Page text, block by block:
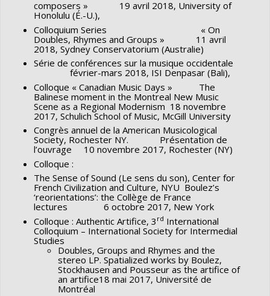
(Genève, Droz/Conservatoire de Musique de Genève,
2009), 107-122.
composers » 19 avril 2018, University of
Honolulu (É.-U.),
Colloquium Series « On
Doubles, Rhymes and Groups » 11 avril
2018, Sydney Conservatorium (Australie)
Série de conférences sur la musique occidentale
février-mars 2018, ISI Denpasar (Bali),
Colloque « Canadian Music Days » The
Balinese moment in the Montreal New Music
Scene as a Regional Modernism 18 novembre
2017, Schulich School of Music, McGill University
Congrès annuel de la American Musicological
Society, Rochester NY. Présentation de
l’ouvrage 10 novembre 2017, Rochester (NY)
Colloque :
The Sense of Sound (Le sens du son), Center for
French Civilization and Culture, NYU Boulez’s
‘reorientations’: the Collège de France
lectures 6 octobre 2017, New York
Colloque : Authentic Artifice, 3 rd International
Colloquium – International Society for Intermedial
Studies
Doubles, Groups and Rhymes and the
stereo LP. Spatialized works by Boulez,
Stockhausen and Pousseur as the artifice of
an artifice18 mai 2017, Université de
Montréal